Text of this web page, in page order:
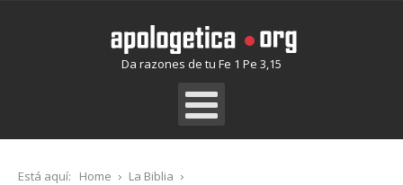
Da razones de tu Fe 1 Pe 3,15
Está aquí: Home
La Biblia